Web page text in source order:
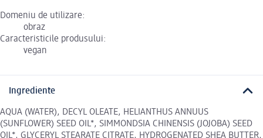
Domeniu de utilizare:
obraz
Caracteristicile produsului:
vegan
Ingrediente
AQUA (WATER), DECYL OLEATE, HELIANTHUS ANNUUS
(SUNFLOWER) SEED OIL*, SIMMONDSIA CHINENSIS (JOJOBA) SEED
OIL*, GLYCERYL STEARATE CITRATE, HYDROGENATED SHEA BUTTER,